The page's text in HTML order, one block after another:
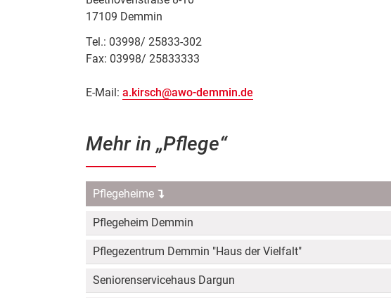
17109 Demmin
Tel.: 03998/ 25833-302
Fax: 03998/ 25833333
E-Mail: a.kirsch@awo-demmin.de
Mehr in „Pflege“
Navigation
überspringen
Pflegeheime
Pflegeheim Demmin
Pflegezentrum Demmin "Haus der Vielfalt"
Seniorenservicehaus Dargun